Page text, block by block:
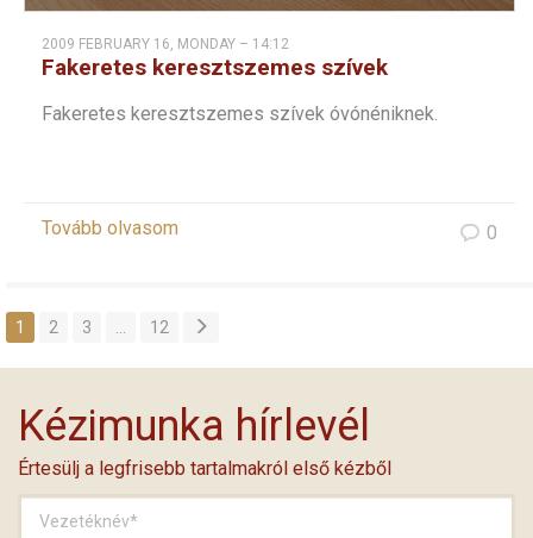
2009 FEBRUARY 16, MONDAY – 14:12
Fakeretes keresztszemes szívek
Fakeretes keresztszemes szívek óvónéniknek.
Tovább olvasom 0
1 2 3 12
Kézimunka hírlevél
Értesülj a legfrisebb tartalmakról első kézből